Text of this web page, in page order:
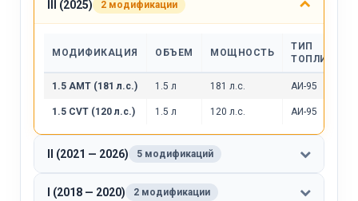
III (2025) 2 модификации
МОДИФИКАЦИЯ ОБЪЕМ МОЩНОСТЬ
ТИП
ТОПЛИВА
1.5 AMT (181 л.с.) 1.5 л 181 л.с. АИ-95
1.5 CVT (120 л.с.) 1.5 л 120 л.с. АИ-95
II (2021 — 2026) 5 модификаций
I (2018 — 2020) 2 модификации